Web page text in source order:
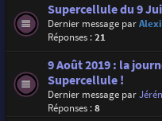
Supercellule du 9
Dernier message par
Réponses :21
9 Août 2019 : la
Supercellule !
Dernier message par
Réponses :8